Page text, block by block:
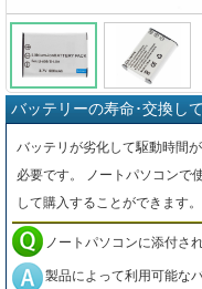
バッテリーの寿命･交換し
バッテリが劣化して駆動時間
必要です。 ノートパソコンで
して購入することができます。
ノートパソコンに添付さ
製品によって利用可能な